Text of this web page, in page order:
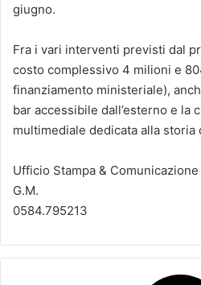
giugno.
Fra i vari interventi previsti dal
costo complessivo 4 milioni e
finanziamento ministeriale),
bar accessibile dall’esterno e la
multimediale dedicata alla storia
Ufficio Stampa & Comunicazione
G.M.
0584.795213